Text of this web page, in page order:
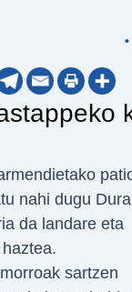
nahi dugu
da landare eta
sartzen